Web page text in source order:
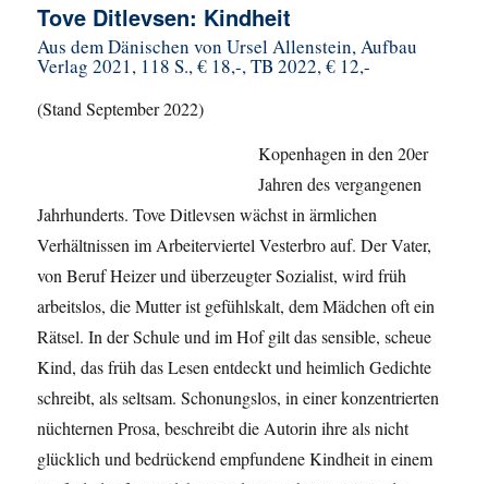
Tove Ditlevsen: Kindheit
Aus dem Dänischen von Ursel Allenstein, Aufbau
Verlag 2021, 118 S., € 18,-, TB 2022, € 12,-
(Stand September 2022)
Kopenhagen in den 20er
Jahren des vergangenen
Jahrhunderts. Tove Ditlevsen wächst in ärmlichen
Verhältnissen im Arbeiterviertel Vesterbro auf. Der Vater,
von Beruf Heizer und überzeugter Sozialist, wird früh
arbeitslos, die Mutter ist gefühlskalt, dem Mädchen oft ein
Rätsel. In der Schule und im Hof gilt das sensible, scheue
Kind, das früh das Lesen entdeckt und heimlich Gedichte
schreibt, als seltsam. Schonungslos, in einer konzentrierten
nüchternen Prosa, beschreibt die Autorin ihre als nicht
glücklich und bedrückend empfundene Kindheit in einem